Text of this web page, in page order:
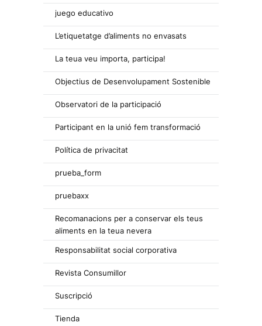
juego educativo
L’etiquetatge d’aliments no envasats
La teua veu importa, participa!
Objectius de Desenvolupament Sostenible
Observatori de la participació
Participant en la unió fem transformació
Política de privacitat
prueba_form
pruebaxx
Recomanacions per a conservar els teus
aliments en la teua nevera
Responsabilitat social corporativa
Revista Consumillor
Suscripció
Tienda